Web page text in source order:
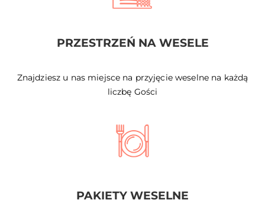
PRZESTRZEŃ NA WESELE
Znajdziesz u nas miejsce na przyjęcie weselne na każdą
liczbę Gości
PAKIETY WESELNE